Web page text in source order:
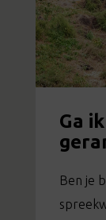
Ga
Ben je